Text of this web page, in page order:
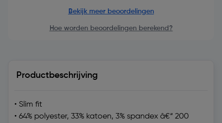
Bekijk meer beoordelingen
Hoe worden beoordelingen berekend?
Productbeschrijving
• Slim fit
• 64% polyester, 33% katoen, 3% spandex â€“ 200